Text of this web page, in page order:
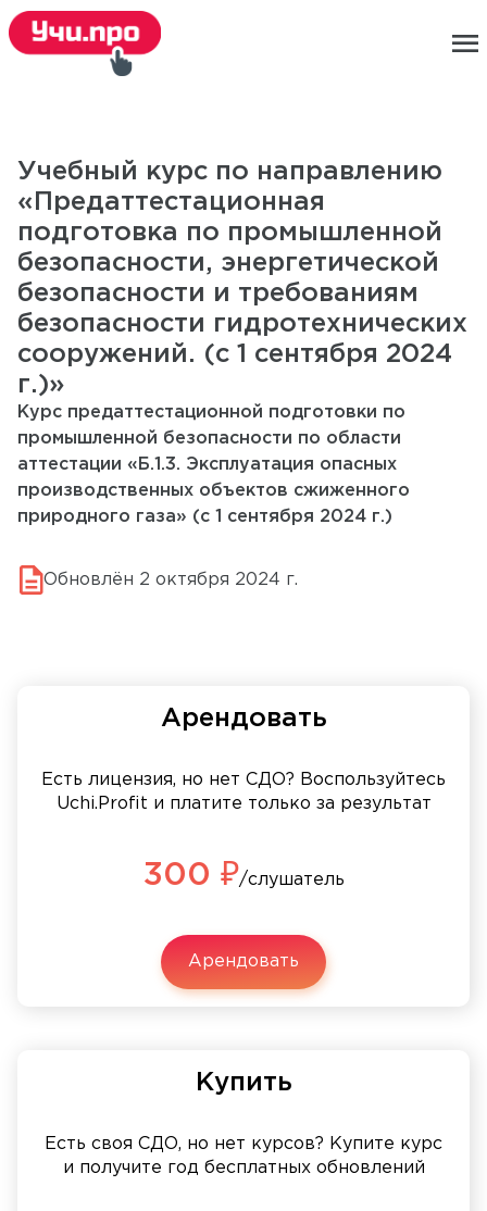
menu
Учебный курс по направлению
«Предаттестационная
подготовка по промышленной
безопасности, энергетической
безопасности и требованиям
безопасности гидротехнических
сооружений. (с 1 сентября 2024
г.)»
Курс предаттестационной подготовки по
промышленной безопасности по области
аттестации «Б.1.3. Эксплуатация опасных
производственных объектов сжиженного
природного газа» (с 1 сентября 2024 г.)
Обновлён 2 октября 2024 г.
Арендовать
Есть лицензия, но нет СДО? Воспользуйтесь
Uchi.Profit и платите только за результат
300 ₽/слушатель
Арендовать
Купить
Есть своя СДО, но нет курсов? Купите курс
и получите год бесплатных обновлений